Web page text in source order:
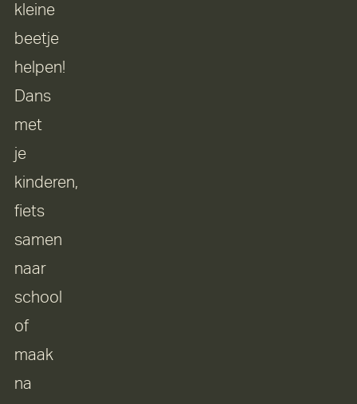
kleine
beetje
helpen!
Dans
met
je
kinderen,
fiets
samen
naar
school
of
maak
na